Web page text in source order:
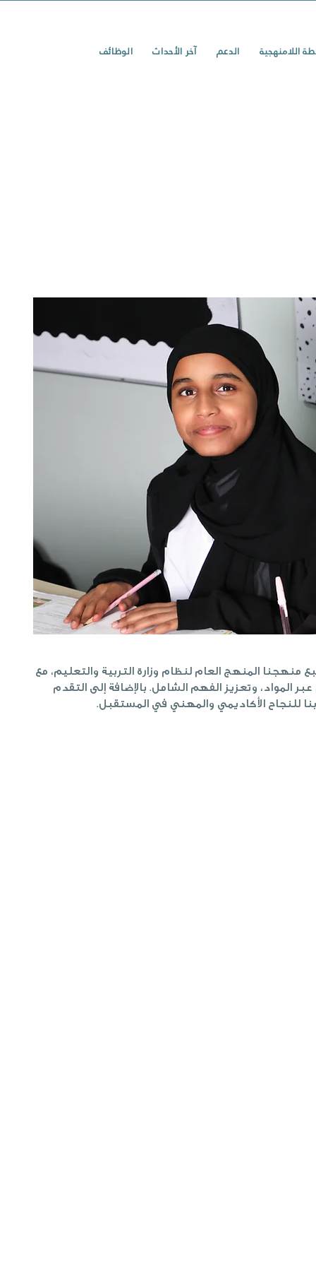
الوظائف آخر الأحداث الدعم اللامنهجية
المنهج العام لنظام وزارة التربية والتعليم، مع
المواد، وتعزيز الفهم الشامل. بالإضافة إلى التقدم
للنجاح الأكاديمي والمهني في المستقبل.